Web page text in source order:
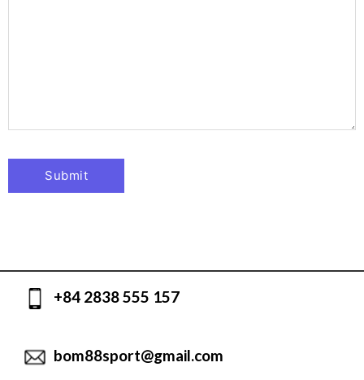
+84 2838 555 157
bom88sport@gmail.com